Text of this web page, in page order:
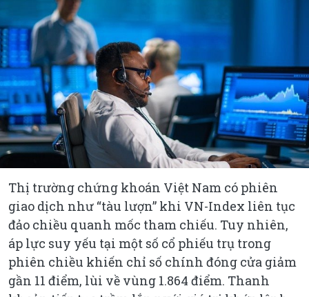
Thị trường chứng khoán Việt Nam có phiên
giao dịch như “tàu lượn” khi VN-Index liên tục
đảo chiều quanh mốc tham chiếu. Tuy nhiên,
áp lực suy yếu tại một số cổ phiếu trụ trong
phiên chiều khiến chỉ số chính đóng cửa giảm
gần 11 điểm, lùi về vùng 1.864 điểm. Thanh